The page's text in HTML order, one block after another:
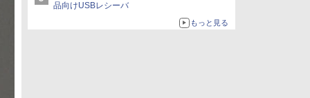
品向けUSBレシーバ
もっと見る